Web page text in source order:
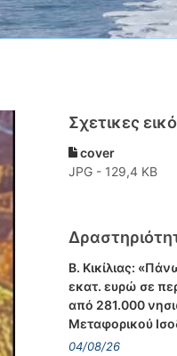
Σχετικες
cover
JPG - 129,4 KB
Β. Κικίλιας:
εκατ. ευρώ σε
από 281.000
Μεταφορικού
04/08/26